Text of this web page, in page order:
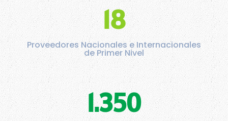
18
Proveedores Nacionales e Internacionales
de Primer Nivel
1.350